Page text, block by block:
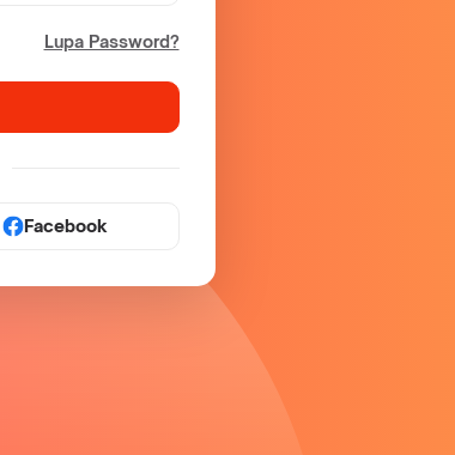
Lupa Password?
Facebook